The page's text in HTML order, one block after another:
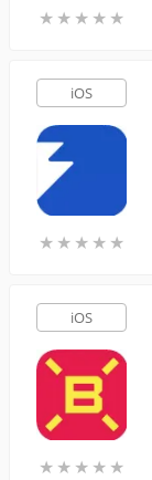
★ ★ ★ ★ ★
★ ★ ★ ★ ★
iOS
★ ★ ★ ★ ★
★ ★ ★ ★ ★
iOS
★ ★ ★ ★ ★
★ ★ ★ ★ ★